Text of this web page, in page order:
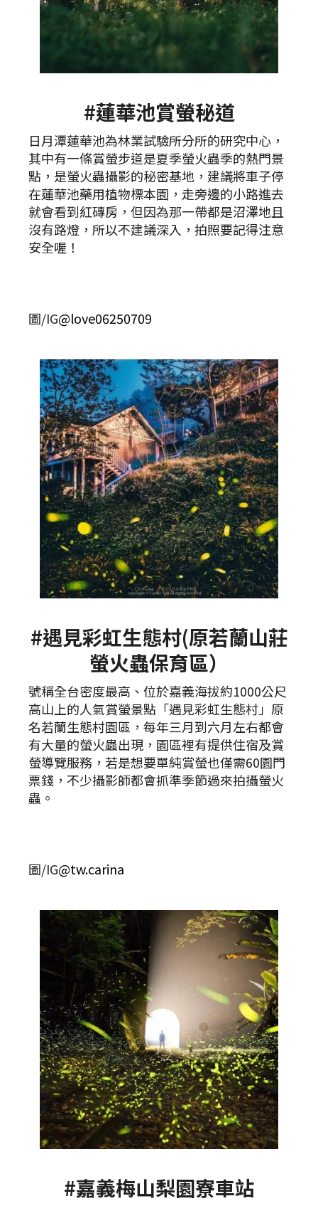
#蓮華池賞螢秘道
日月潭蓮華池為林業試驗所分所的研究中心，
其中有一條賞螢步道是夏季螢火蟲季的熱門景
點，是螢火蟲攝影的秘密基地，建議將車子停
在蓮華池藥用植物標本園，走旁邊的小路進去
就會看到紅磚房，但因為那一帶都是沼澤地且
沒有路燈，所以不建議深入，拍照要記得注意
安全喔！
圖/IG@love06250709
#遇見彩虹生態村(原若蘭山莊
螢火蟲保育區）
號稱全台密度最高、位於嘉義海拔約1000公尺
高山上的人氣賞螢景點「遇見彩虹生態村」原
名若蘭生態村園區，每年三月到六月左右都會
有大量的螢火蟲出現，園區裡有提供住宿及賞
螢導覽服務，若是想要單純賞螢也僅需60園門
票錢，不少攝影師都會抓準季節過來拍攝螢火
蟲。
圖/IG@tw.carina
#嘉義梅山梨園寮車站